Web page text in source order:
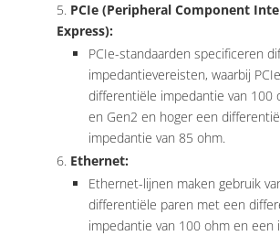
PCIe (Peripheral Component
Express):
PCIe-standaarden specificeren
impedantievereisten, waarbij
differentiële impedantie van 100
en Gen2 en hoger een
impedantie van 85 ohm.
Ethernet:
Ethernet-lijnen maken gebruik
differentiële paren met een
impedantie van 100 ohm en een